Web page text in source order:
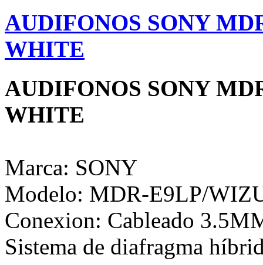
AUDIFONOS SONY
WHITE
AUDIFONOS SONY
WHITE
Marca: SONY
Modelo: MDR-E9LP/
Conexion: Cableado
Sistema de diafragma